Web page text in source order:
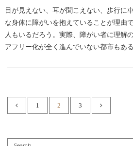
目が見えない、耳が聞こえない、歩行に
な身体に障がいを抱えていることが理由
人もいるだろう。実際、障がい者に理解
アフリー化が全く進んでいない都市もあ
1 2 3